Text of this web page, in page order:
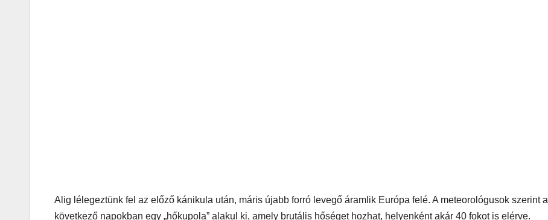
Alig lélegeztünk fel az előző kánikula után, máris újabb forró levegő áramlik Európa felé. A meteorológusok szerint a
következő napokban egy „hőkupola” alakul ki, amely brutális hőséget hozhat, helyenként akár 40 fokot is elérve.